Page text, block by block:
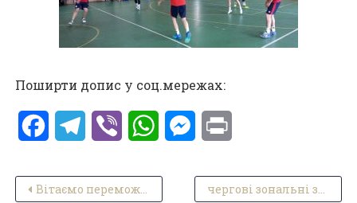
Поширти допис у соц.мережах:
FacebookTelegram
Viber WhatsAppMessenger
Навігація записів
Вітаємо переможців, бажаємо подальших успіхів на спортивній арені.